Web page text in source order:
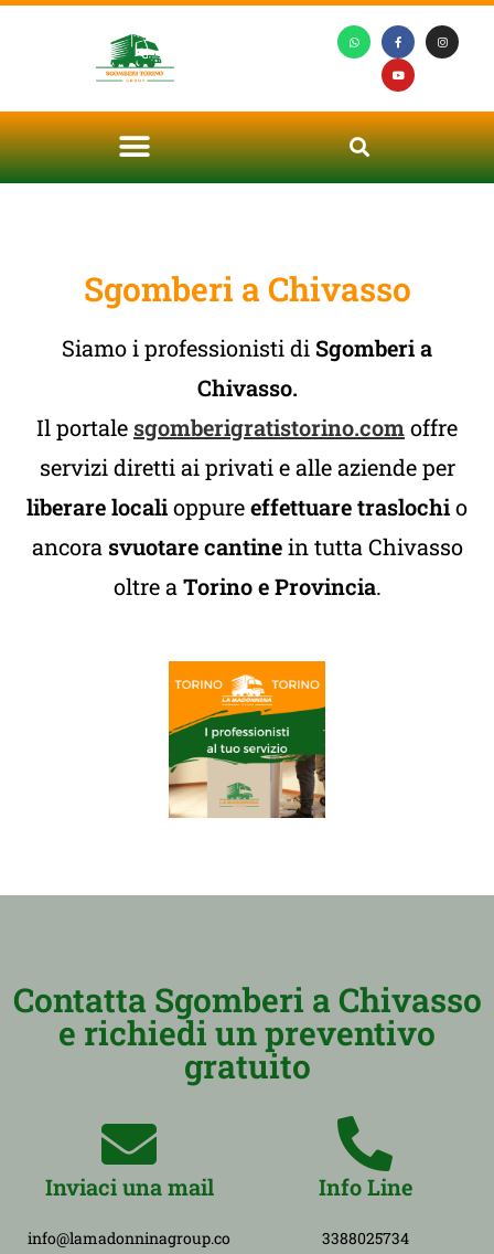
Sgomberi a Chivasso
Siamo i professionisti di Sgomberi a
Chivasso.
Il portale sgomberigratistorino.comoffre
servizi diretti ai privati e alle aziende per
liberare localioppureeffettuare traslochio
ancora svuotare cantinein tutta Chivasso
oltre a Torino e Provincia.
Contatta Sgomberi a Chivasso
e richiedi un preventivo
gratuito
Inviaci una mail
info@lamadonninagroup.co
Info Line
3388025734